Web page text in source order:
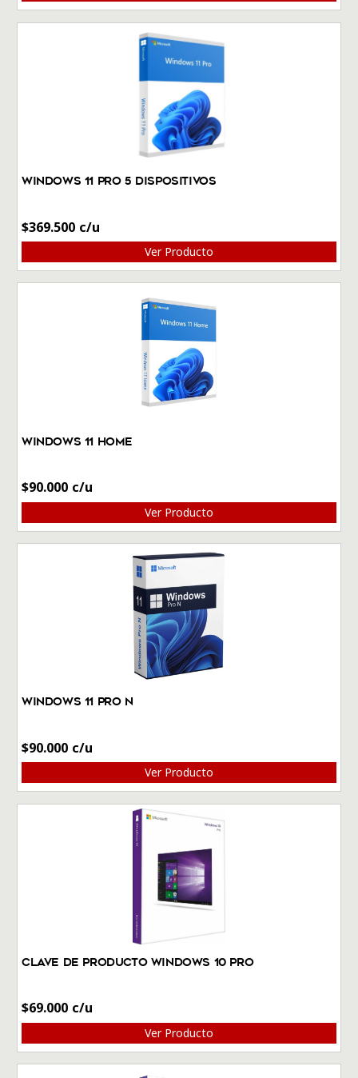
Windows 11 Pro 5 dispositivos
$369.500
Ver Producto
Windows 11 Home
$90.000
Ver Producto
Windows 11 Pro N
$90.000
Ver Producto
Clave de producto Windows 10 Pro
$69.000
Ver Producto